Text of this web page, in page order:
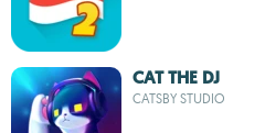
CAT THE DJ
CATSBY STUDIO